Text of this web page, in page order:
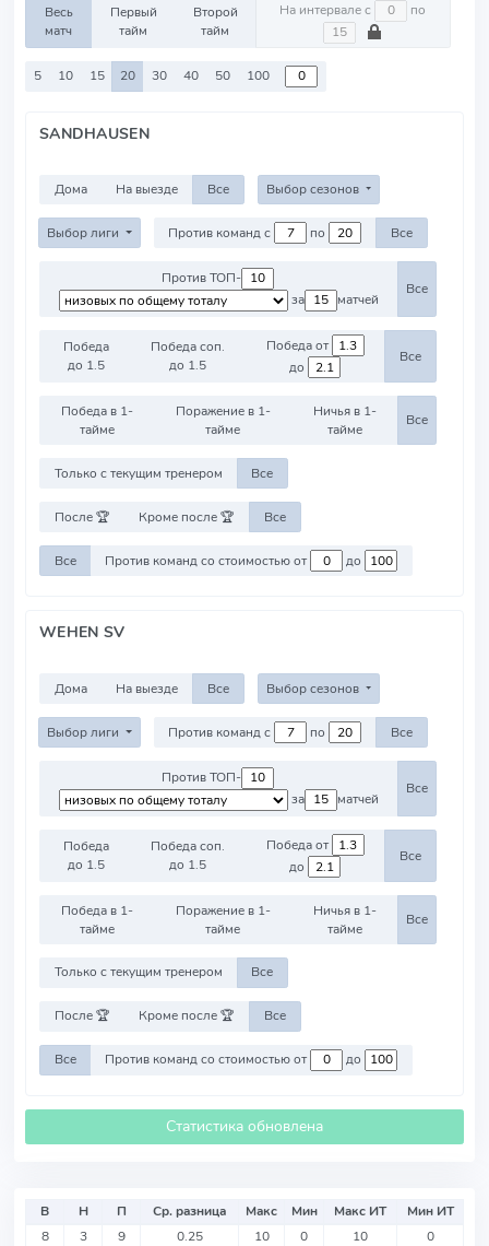
Весь
матч
Первый
тайм
Второй
тайм
На интервале с по
5 10 15 20 30 40 50 100
SANDHAUSEN
Дома На выезде Все Выбор сезонов
Выбор лиги Против команд с по Все
Против ТОП-
за
матчей
Все
Победа
до 1.5
Победа соп.
до 1.5
Победа от
до
Все
Победа в 1-
тайме
Поражение в 1-
тайме
Ничья в 1-
тайме
Все
Только с текущим тренером Все
После 🏆 Кроме после 🏆 Все
Все Против команд со стоимостью от до
WEHEN SV
Дома На выезде Все Выбор сезонов
Выбор лиги Против команд с по Все
Против ТОП-
за
матчей
Все
Победа
до 1.5
Победа соп.
до 1.5
Победа от
до
Все
Победа в 1-
тайме
Поражение в 1-
тайме
Ничья в 1-
тайме
Все
Только с текущим тренером Все
После 🏆 Кроме после 🏆 Все
Все Против команд со стоимостью от до
Статистика обновлена
В Н П Ср. разница Макс Мин Макс ИТ
Мин ИТ
8
3 9 0.25 10 0 10 0